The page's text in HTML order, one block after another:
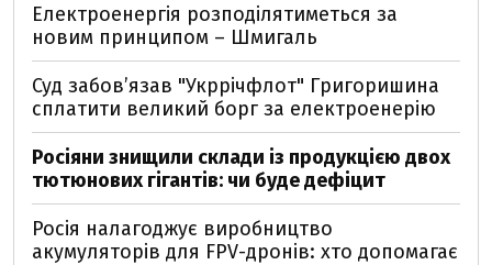
Електроенергія розподілятиметься за
новим принципом – Шмигаль
Суд забов’язав "Укррічфлот" Григоришина
сплатити великий борг за електроенерію
Росіяни знищили склади із продукцією двох
тютюнових гігантів: чи буде дефіцит
Росія налагоджує виробництво
акумуляторів для FPV-дронів: хто допомагає